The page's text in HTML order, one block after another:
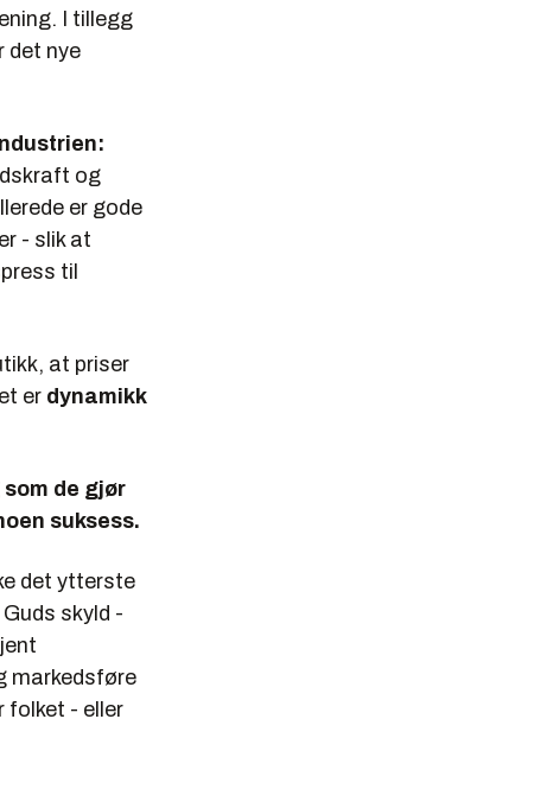
I tillegg
det nye
og
er gode
- slik at
til
at priser
er dynamikk
de gjør
suksess.
det ytterste
skyld -
markedsføre
folket - eller